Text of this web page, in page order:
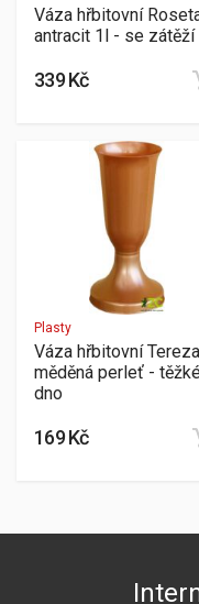
Váza hřbitovní
antracit 1l - se zátěží
339 Kč
Plasty
Váza hřbitovní Tereza
měděná perleť -
dno
169 Kč